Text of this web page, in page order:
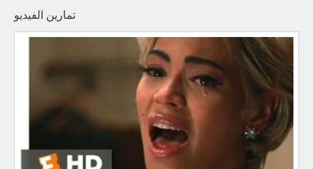
تمارين الفيديو